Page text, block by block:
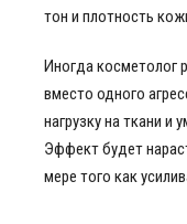
тон и плотность
Иногда косметолог
вместо одного
нагрузку на ткани и
Эффект будет
мере того как